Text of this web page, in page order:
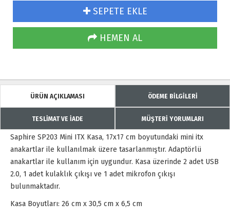
SEPETE EKLE
HEMEN AL
ÜRÜN AÇIKLAMASI ÖDEME BİLGİLERİ
TESLİMAT VE İADE MÜŞTERİ YORUMLARI
Saphire SP203 Mini ITX Kasa, 17x17 cm boyutundaki mini itx
anakartlar ile kullanılmak üzere tasarlanmıştır. Adaptörlü
anakartlar ile kullanım için uygundur. Kasa üzerinde 2 adet USB
2.0, 1 adet kulaklık çıkışı ve 1 adet mikrofon çıkışı
bulunmaktadır.
Kasa Boyutları: 26 cm x 30,5 cm x 6,5 cm